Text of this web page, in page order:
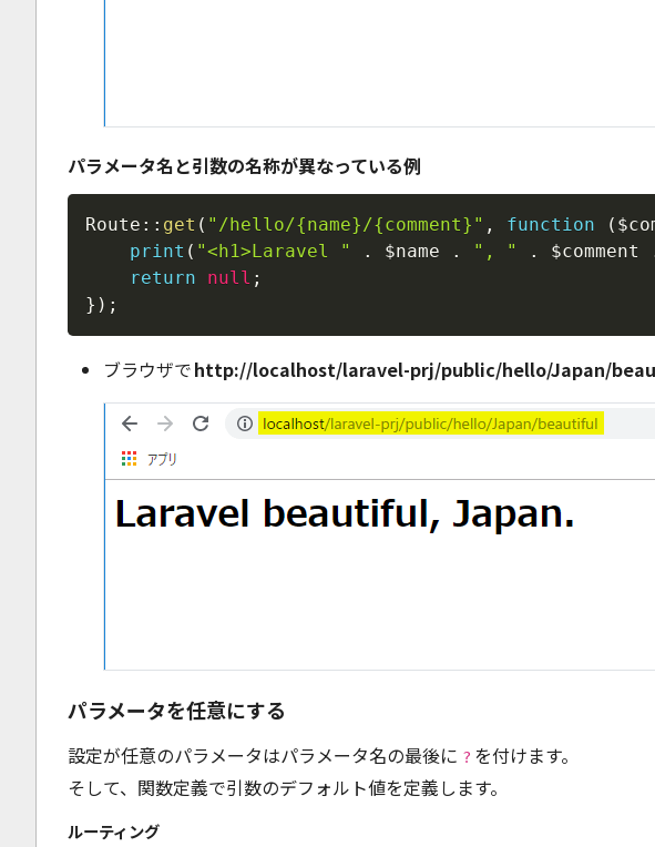
パラメータ名と引数の名称が異なっている例
Route :: get ( "/hello/{name}/{comment}" , function (
print ( "<h1>Laravel " . $name . ", " . $comment
return
null ;
} ) ;
ブラウザでhttp://localhost/laravel-prj/public/hello/Japan/
パラメータを任意にする
設定が任意のパラメータはパラメータ名の最後に ? を付けます。
そして、関数定義で引数のデフォルト値を定義します。
ルーティング